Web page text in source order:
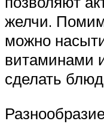
желчи.
можно
витаминами
сделать